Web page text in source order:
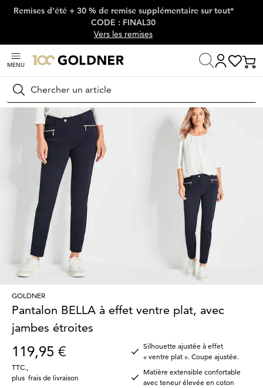
Passer la navigation, aller directement au contenu
Remises d'été + 30 % de remise supplémentaire sur tout*
CODE : FINAL30
Vers les remises
MENU
Rechercher
Maison Mode femme Pantalons
GOLDNER
Pantalon BELLA à effet ventre plat, avec
jambes étroites
119,95 €
TTC.
plus frais de livraison
Silhouette ajustée à effet
« ventre plat ». Coupe ajustée.
Matière extensible confortable
avec teneur élevée en coton